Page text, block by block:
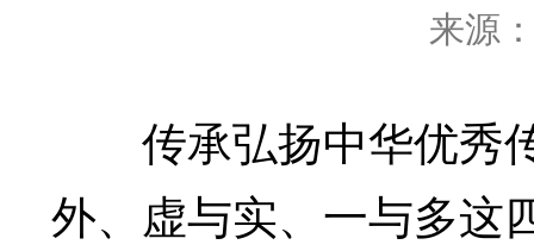
来源
传承弘扬中华优秀
外、虚与实、一与多这